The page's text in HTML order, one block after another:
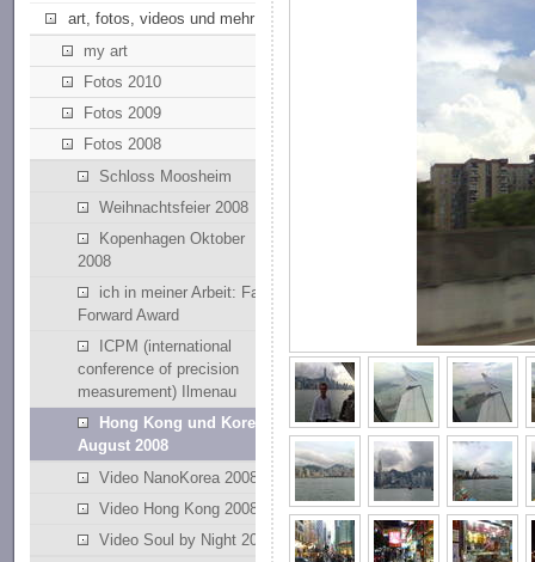
art, fotos, videos und mehr
my art
Fotos 2010
Fotos 2009
Fotos 2008
Schloss Moosheim
Weihnachtsfeier 2008
Kopenhagen Oktober
2008
ich in meiner Arbeit: Fast
Forward Award
ICPM (international
conference of precision
measurement) Ilmenau
Hong Kong und Korea
August 2008
Video NanoKorea 2008
Video Hong Kong 2008
Video Soul by Night 2008